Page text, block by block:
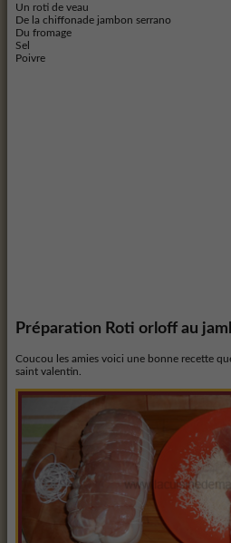
Un roti de veau
De la chiffonade jambon serrano
Du fromage
Sel
Poivre
Préparation Roti orloff au
Coucou les amies voici une bonne recette
saint valentin.